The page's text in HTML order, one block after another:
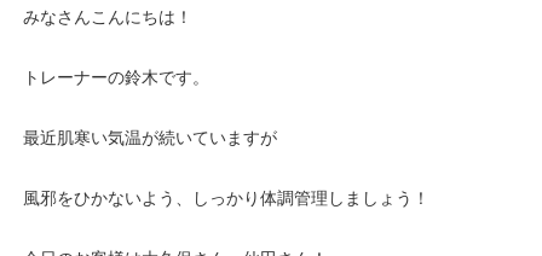
みなさんこんにちは！
トレーナーの鈴木です。
最近肌寒い気温が続いていますが
風邪をひかないよう、しっかり体調管理しましょう！